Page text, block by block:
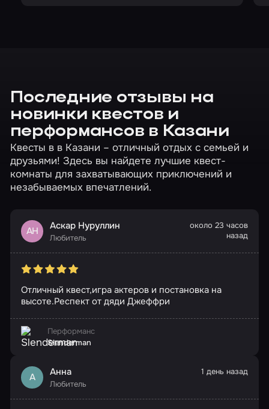
Последние отзывы на
новинки квестов и
перформансов в Казани
Квесты в в Казани – отличный отдых с семьей и
друзьями! Здесь вы найдете лучшие квест-
комнаты для захватывающих приключений и
незабываемых впечатлений.
АН Аскар Нуруллин
Любитель
около 23 часов
назад
Отличный квест,игра актеров и постановка на
высоте.Респект от дяди Джеффри
Перформанс
Slenderman
А Анна
Любитель
1 день назад